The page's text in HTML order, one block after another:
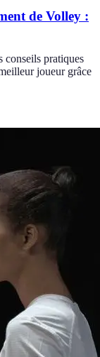
de Volley :
conseils pratiques
joueur grâce